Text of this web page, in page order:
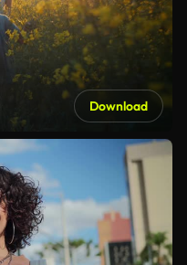
Download